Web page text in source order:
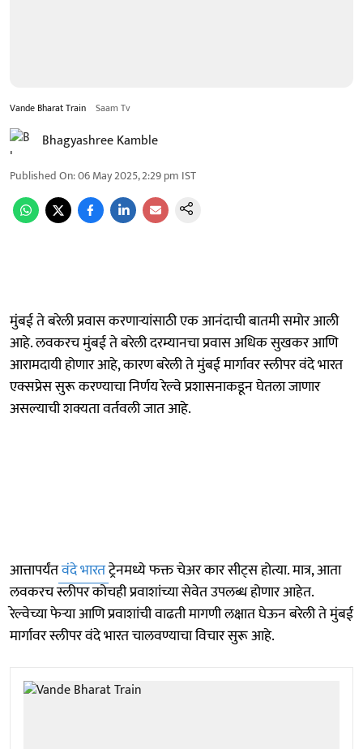
Vande Bharat Train Saam Tv
Bhagyashree Kamble
Published On:06 May 2025, 2:29 pm IST
मुंबई ते बरेली प्रवास करणाऱ्यांसाठी एक आनंदाची बातमी समोर आली
आहे. लवकरच मुंबई ते बरेली दरम्यानचा प्रवास अधिक सुखकर आणि
आरामदायी होणार आहे, कारण बरेली ते मुंबई मार्गावर स्लीपर वंदे भारत
एक्सप्रेस सुरू करण्याचा निर्णय रेल्वे प्रशासनाकडून घेतला जाणार
असल्याची शक्यता वर्तवली जात आहे.
आत्तापर्यंतवंदे भारतट्रेनमध्ये फक्त चेअर कार सीट्स होत्या. मात्र, आता
लवकरच स्लीपर कोचही प्रवाशांच्या सेवेत उपलब्ध होणार आहेत.
रेल्वेच्या फेऱ्या आणि प्रवाशांची वाढती मागणी लक्षात घेऊन बरेली ते मुंबई
मार्गावर स्लीपर वंदे भारत चालवण्याचा विचार सुरू आहे.